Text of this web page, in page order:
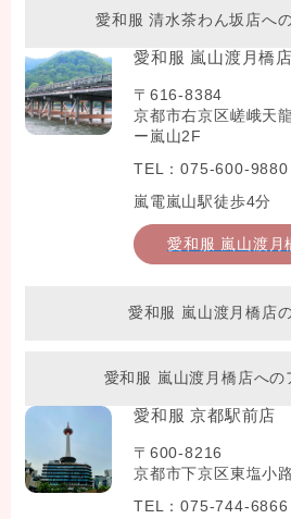
愛和服 清水茶わん坂店へ
愛和服 嵐山渡月橋店
〒616-8384
京都市右京区嵯峨天
ー嵐山2F
TEL：075-600-9880
嵐電嵐山駅徒歩4分
愛和服 嵐山渡月
愛和服 嵐山渡月橋店
愛和服 嵐山渡月橋店への
愛和服 京都駅前店
〒600-8216
京都市下京区東塩小
TEL：075-744-6866